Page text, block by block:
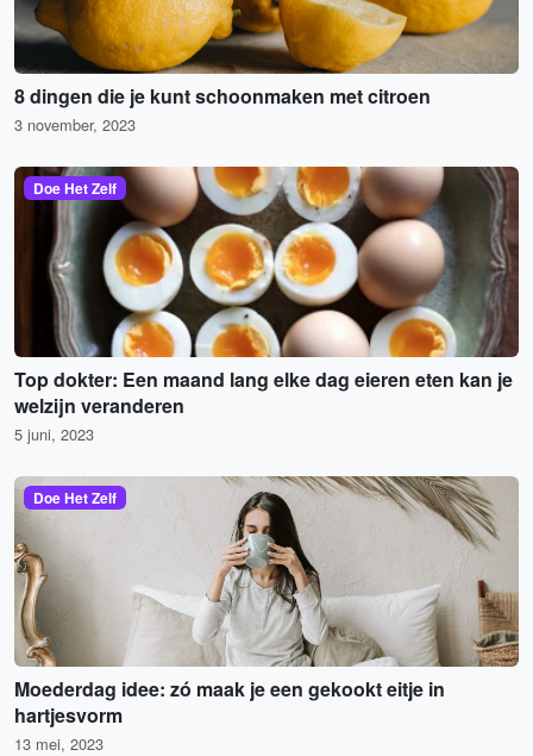
8 dingen die je kunt schoonmaken met citroen
3 november, 2023
Doe Het Zelf
Top dokter: Een maand lang elke dag eieren eten kan je
welzijn veranderen
5 juni, 2023
Doe Het Zelf
Moederdag idee: zó maak je een gekookt eitje in
hartjesvorm
13 mei, 2023